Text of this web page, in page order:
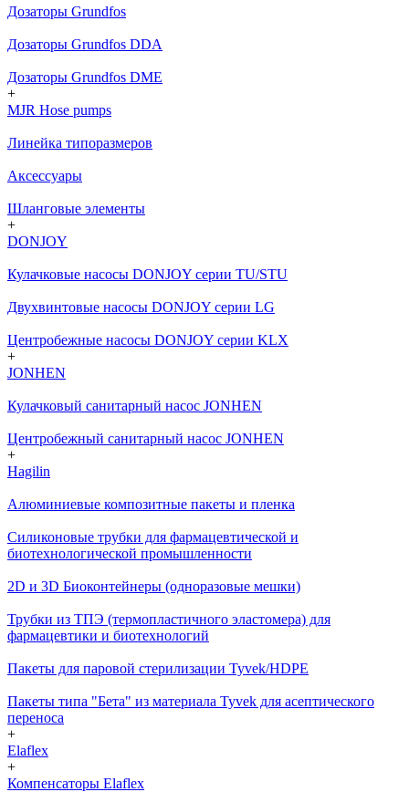
Дозаторы Grundfos
Дозаторы Grundfos DDA
Дозаторы Grundfos DME
+
MJR Hose pumps
Линейка типоразмеров
Аксессуары
Шланговые элементы
+
DONJOY
Кулачковые насосы DONJOY серии TU/STU
Двухвинтовые насосы DONJOY серии LG
Центробежные насосы DONJOY серии KLX
+
JONHEN
Кулачковый санитарный насос JONHEN
Центробежный санитарный насос JONHEN
+
Hagilin
Алюминиевые композитные пакеты и пленка
Силиконовые трубки для фармацевтической и
биотехнологической промышленности
2D и 3D Биоконтейнеры (одноразовые мешки)
Трубки из ТПЭ (термопластичного эластомера) для
фармацевтики и биотехнологий
Пакеты для паровой стерилизации Tyvek/HDPE
Пакеты типа "Бета" из материала Tyvek для асептического
переноса
+
Elaflex
+
Компенсаторы Elaflex